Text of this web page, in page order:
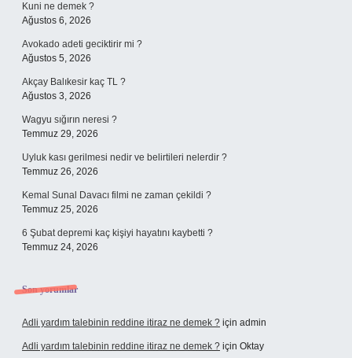
Kuni ne demek ?
Ağustos 6, 2026
Avokado adeti geciktirir mi ?
Ağustos 5, 2026
Akçay Balıkesir kaç TL ?
Ağustos 3, 2026
Wagyu sığırın neresi ?
Temmuz 29, 2026
Uyluk kası gerilmesi nedir ve belirtileri nelerdir ?
Temmuz 26, 2026
Kemal Sunal Davacı filmi ne zaman çekildi ?
Temmuz 25, 2026
6 Şubat depremi kaç kişiyi hayatını kaybetti ?
Temmuz 24, 2026
Son yorumlar
Adli yardım talebinin reddine itiraz ne demek ? için admin
Adli yardım talebinin reddine itiraz ne demek ? için Oktay